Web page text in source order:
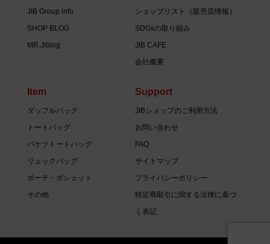
JIB Group info
SHOP BLOG
MR.Jiblog
ショップリスト（販売店情報）
SDGsの取り組み
JIB CAFE
会社概要
Item
ダッフルバッグ
トートバッグ
バケツトートバッグ
リュックバッグ
ポーチ・ポシェット
その他
Support
JIBショップのご利用方法
お問い合わせ
FAQ
サイトマップ
プライバシーポリシー
特定商取引に関する法律に基づ
く表記